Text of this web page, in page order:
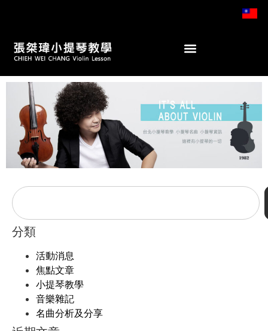
分類
活動消息
焦點文章
小提琴教學
音樂雜記
名曲分析及分享